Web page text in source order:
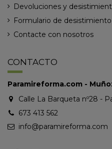
Devoluciones y
Formulario de desistimiento
Contacte con nosotros
CONTACTO
Paramireforma.com -
Calle La Barqueta nº28 -
673 413 562
info@paramireforma.com